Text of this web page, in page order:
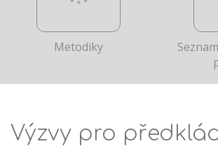
Metodiky
Výzvy pro